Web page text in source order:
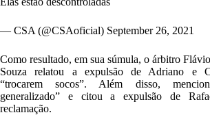
— CSA (@CSAoficial) September 26, 2021
Como resultado, em sua súmula, o árbitro
Souza relatou a expulsão de Adriano e
“trocarem socos”. Além disso,
generalizado” e citou a expulsão de
reclamação.